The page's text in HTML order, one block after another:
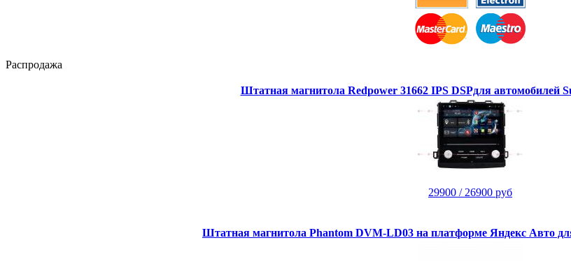
Распродажа
Штатная магнитола Redpower 31662 IPS DSPдля автомобилей
29900 / 26900 руб
Штатная магнитола Phantom DVM-LD03 на платформе Яндекс Авто